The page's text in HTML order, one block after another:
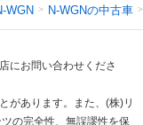
WGN N-WGNの中古車
にお問い合わせくださ
があります。また、(株)リ
の完全性、無誤謬性を保